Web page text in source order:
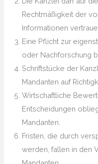
Rechtmäßigkeit der
Informationen
Eine Pflicht zur
oder Nachforschung
Schriftstücke der
Mandanten auf
Wirtschaftliche
Entscheidungen
Mandanten.
Fristen, die durch
werden, fallen in den